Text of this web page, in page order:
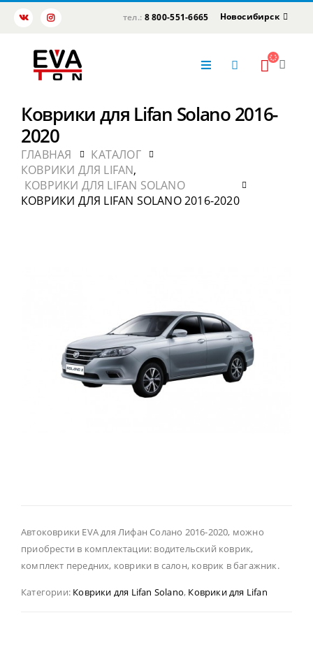
тел.: 8 800-551-6665 Новосибирск
Коврики для Lifan Solano 2016-
2020
ГЛАВНАЯ
КАТАЛОГ
КОВРИКИ ДЛЯ LIFAN,
КОВРИКИ ДЛЯ LIFAN SOLANO
КОВРИКИ ДЛЯ LIFAN SOLANO 2016-2020
Автоковрики EVA для Лифан Солано 2016-2020, можно
приобрести в комплектации: водительский коврик,
комплект передних, коврики в салон, коврик в багажник.
Категории: Коврики для Lifan Solano, Коврики для Lifan